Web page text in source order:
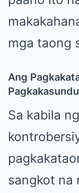
mga taong
Ang
Sa kabila
sangkot na